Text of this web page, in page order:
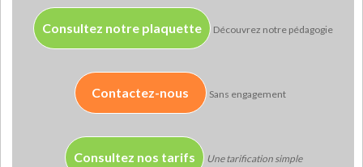
Consultez notre plaquette Découvrez notre pédagogie
Contactez-nous Sans engagement
Consultez nos tarifs Une tarification simple